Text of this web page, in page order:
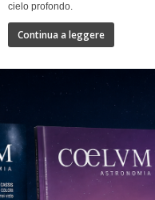
cielo profondo.
Continua a leggere